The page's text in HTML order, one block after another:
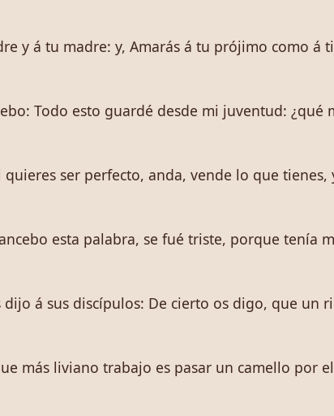
y á tu madre: y, Amarás á tu prójimo como á
Todo esto guardé desde mi juventud: ¿qué
quieres ser perfecto, anda, vende lo que
esta palabra, se fué triste, porque tenía
dijo á sus discípulos: De cierto os digo, que
más liviano trabajo es pasar un camello por